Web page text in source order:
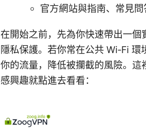
官方網站與指南、常見
在開始之前，先為你快速帶出一
隱私保護。若你常在公共 Wi‑Fi
你的流量，降低被攔截的風險。這
感興趣就點進去看看：